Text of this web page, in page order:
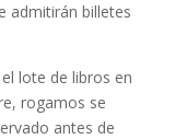
admitirán billetes
lote de libros en
rogamos se
antes de